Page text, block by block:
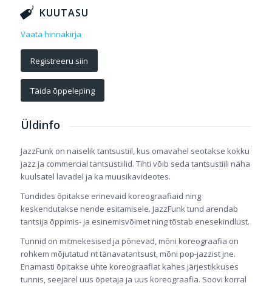
KUUTASU
Vaata hinnakirja
Registreeru siin
Täida õppeleping
Üldinfo
JazzFunk on naiselik tantsustiil, kus omavahel seotakse kokku
jazz ja commercial tantsustiilid. Tihti võib seda tantsustiili näha
kuulsatel lavadel ja ka muusikavideotes.
Tundides õpitakse erinevaid koreograafiaid ning
keskendutakse nende esitamisele. JazzFunk tund arendab
tantsija õppimis- ja esinemisvõimet ning tõstab enesekindlust.
Tunnid on mitmekesised ja põnevad, mõni koreograafia on
rohkem mõjutatud nt tänavatantsust, mõni pop-jazzist jne.
Enamasti õpitakse ühte koreograafiat kahes järjestikkuses
tunnis, seejärel uus õpetaja ja uus koreograafia. Soovi korral